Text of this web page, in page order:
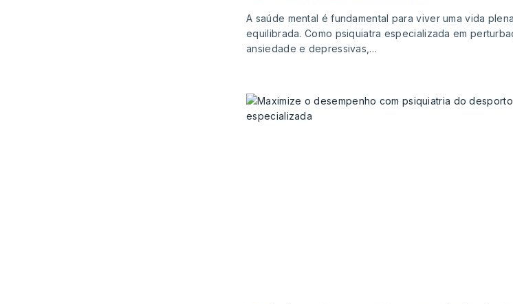
A saúde mental é fundamental para viver uma vida
equilibrada. Como psiquiatra especializada em
ansiedade e depressivas,…